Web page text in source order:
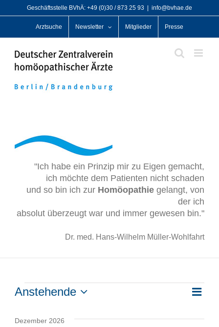
springen
Geschäftsstelle BVhÄ: +49 (0)30 / 873 25 93 info@bvhae.de
Arztsuche Newsletter Mitglieder Presse
"Ich habe ein Prinzip mir zu Eigen gemacht,
ich möchte dem Patienten nicht schaden
und so bin ich zur Homöopathie gelangt, von
der ich
absolut überzeugt war und immer gewesen bin."
Dr. med. Hans-Wilhelm Müller-Wohlfahrt
Liste
Anstehende
wählen.
Dezember 2026